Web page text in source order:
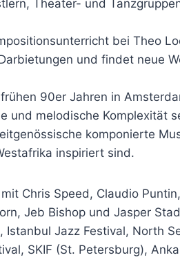
Theater- und
bei Theo
und findet neue
90er Jahren in
und melodische Komplexität
komponierte
inspiriert sind.
Chris Speed, Claudio
Jeb Bishop und Jasper
Jazz Festival, North
SKIF (St. Petersburg),